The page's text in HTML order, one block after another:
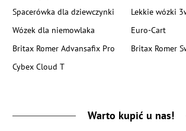
Spacerówka dla dziewczynki
Lekkie wózki
Wózek dla niemowlaka
Euro-Cart
Britax Romer Advansafix Pro
Britax Romer
Cybex Cloud T
Warto kupić u nas!